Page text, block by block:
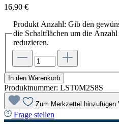
16,90 €
Produkt Anzahl: Gib den
die Schaltflächen um die
reduzieren.
In den Warenkorb
Produktnummer: LST0M2S8S
Zum Merkzettel hinzufügen
Frage stellen